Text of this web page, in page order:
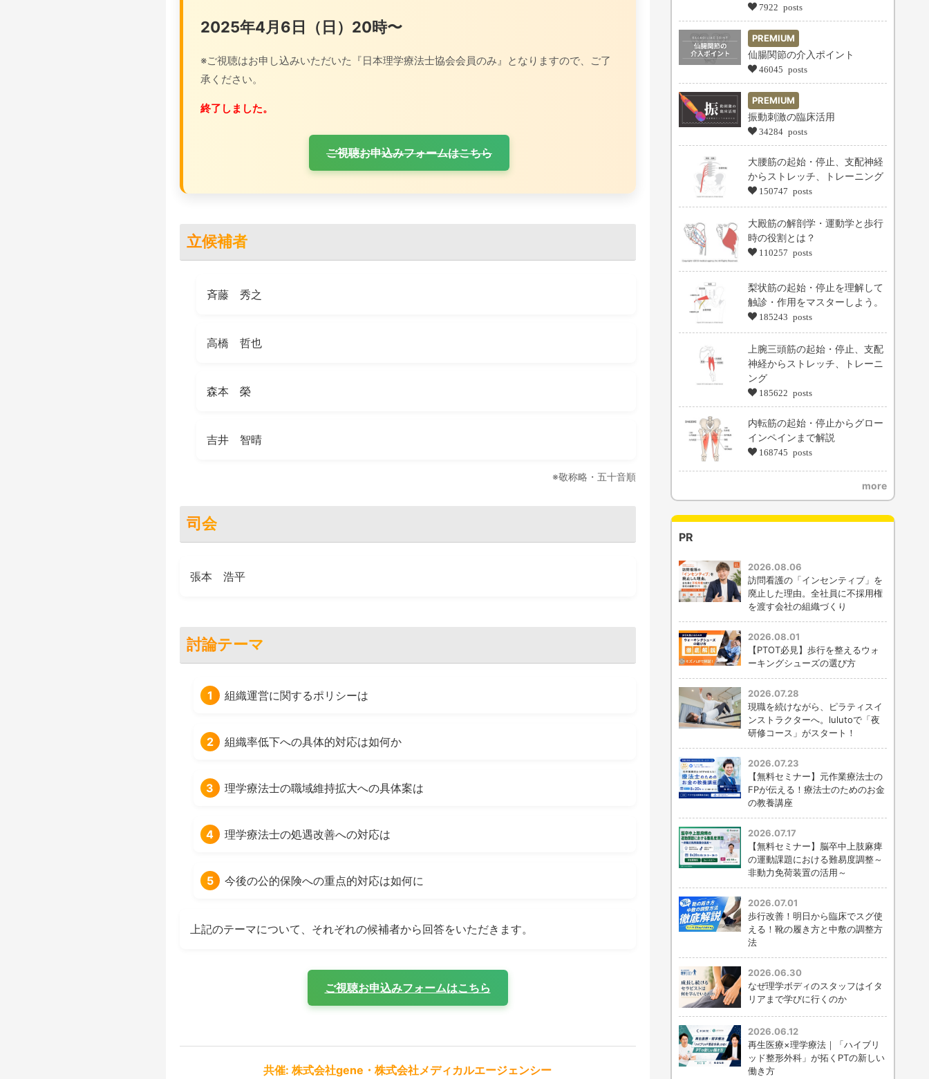
2025年4月6日（日）20時〜
※ご視聴はお申し込みいただいた『日本理学療法士協会会員のみ』となりますので、ご了
承ください。
終了しました。
ご視聴お申込みフォームはこちら
立候補者
斉藤 秀之
高橋 哲也
森本 榮
吉井 智晴
※敬称略・五十音順
司会
張本 浩平
討論テーマ
1 組織運営に関するポリシーは
2 組織率低下への具体的対応は如何か
3 理学療法士の職域維持拡大への具体案は
4 理学療法士の処遇改善への対応は
5 今後の公的保険への重点的対応は如何に
上記のテーマについて、それぞれの候補者から回答をいただきます。
ご視聴お申込みフォームはこちら
共催: 株式会社gene・株式会社メディカルエージェンシー
7922 posts
PREMIUM
仙腸関節の介入ポイント
46045 posts
PREMIUM
振動刺激の臨床活用
34284 posts
大腰筋の起始・停止、支配神経
からストレッチ、トレーニング
150747 posts
大殿筋の解剖学・運動学と歩行
時の役割とは？
110257 posts
梨状筋の起始・停止を理解して
触診・作用をマスターしよう。
185243 posts
上腕三頭筋の起始・停止、支配
神経からストレッチ、トレーニ
ング
185622 posts
内転筋の起始・停止からグロー
インペインまで解説
168745 posts
more
PR
2026.08.06
訪問看護の「インセンティブ」を
廃止した理由。全社員に不採用権
を渡す会社の組織づくり
2026.08.01
【PTOT必見】歩行を整えるウォ
ーキングシューズの選び方
2026.07.28
現職を続けながら、ピラティスイ
ンストラクターへ。lulutoで「夜
研修コース」がスタート！
2026.07.23
【無料セミナー】元作業療法士の
FPが伝える！療法士のためのお金
の教養講座
2026.07.17
【無料セミナー】脳卒中上肢麻痺
の運動課題における難易度調整～
非動力免荷装置の活用～
2026.07.01
歩行改善！明日から臨床でスグ使
える！靴の履き方と中敷の調整方
法
2026.06.30
なぜ理学ボディのスタッフはイタ
リアまで学びに行くのか
2026.06.12
再生医療×理学療法｜「ハイブリ
ッド整形外科」が拓くPTの新しい
働き方